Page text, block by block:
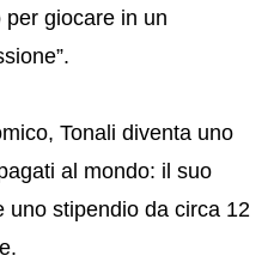
giocare in un
Tonali diventa uno
al mondo: il suo
uno stipendio da circa 12